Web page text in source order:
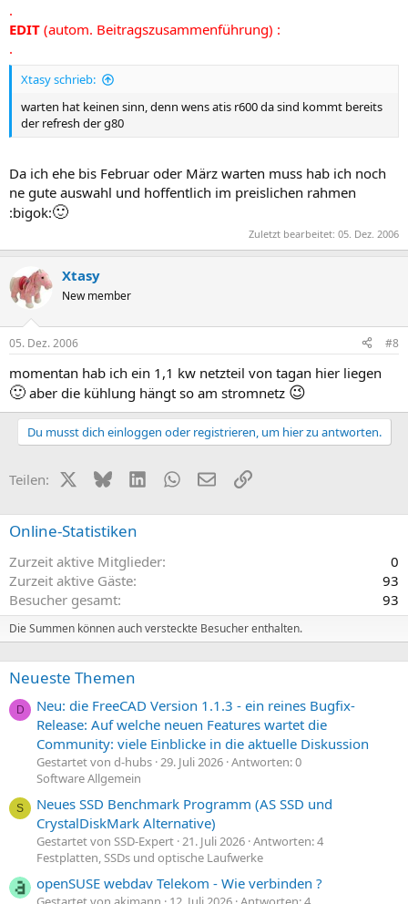
.
EDIT (autom. Beitragszusammenführung) :
.
Xtasy schrieb:
warten hat keinen sinn, denn wens atis r600 da sind kommt bereits
der refresh der g80
Da ich ehe bis Februar oder März warten muss hab ich noch
ne gute auswahl und hoffentlich im preislichen rahmen
:bigok:🙂
Zuletzt bearbeitet: 05. Dez. 2006
Xtasy
New member
05. Dez. 2006 #8
momentan hab ich ein 1,1 kw netzteil von tagan hier liegen
🙂 aber die kühlung hängt so am stromnetz 😉
Du musst dich einloggen oder registrieren, um hier zu antworten.
Teilen: X (Twitter)
BlueskyLinkedInWhatsApp
E-MailLink
Online-Statistiken
Zurzeit aktive Mitglieder
0
Zurzeit aktive Gäste
93
Besucher gesamt
93
Die Summen können auch versteckte Besucher enthalten.
Neueste Themen
D
Neu: die FreeCAD Version 1.1.3 - ein reines Bugfix-
Release: Auf welche neuen Features wartet die
Community: viele Einblicke in die aktuelle Diskussion
Gestartet von d-hubs 29. Juli 2026 Antworten: 0
Software Allgemein
S
Neues SSD Benchmark Programm (AS SSD und
CrystalDiskMark Alternative)
Gestartet von SSD-Expert 21. Juli 2026 Antworten: 4
Festplatten, SSDs und optische Laufwerke
openSUSE webdav Telekom - Wie verbinden ?